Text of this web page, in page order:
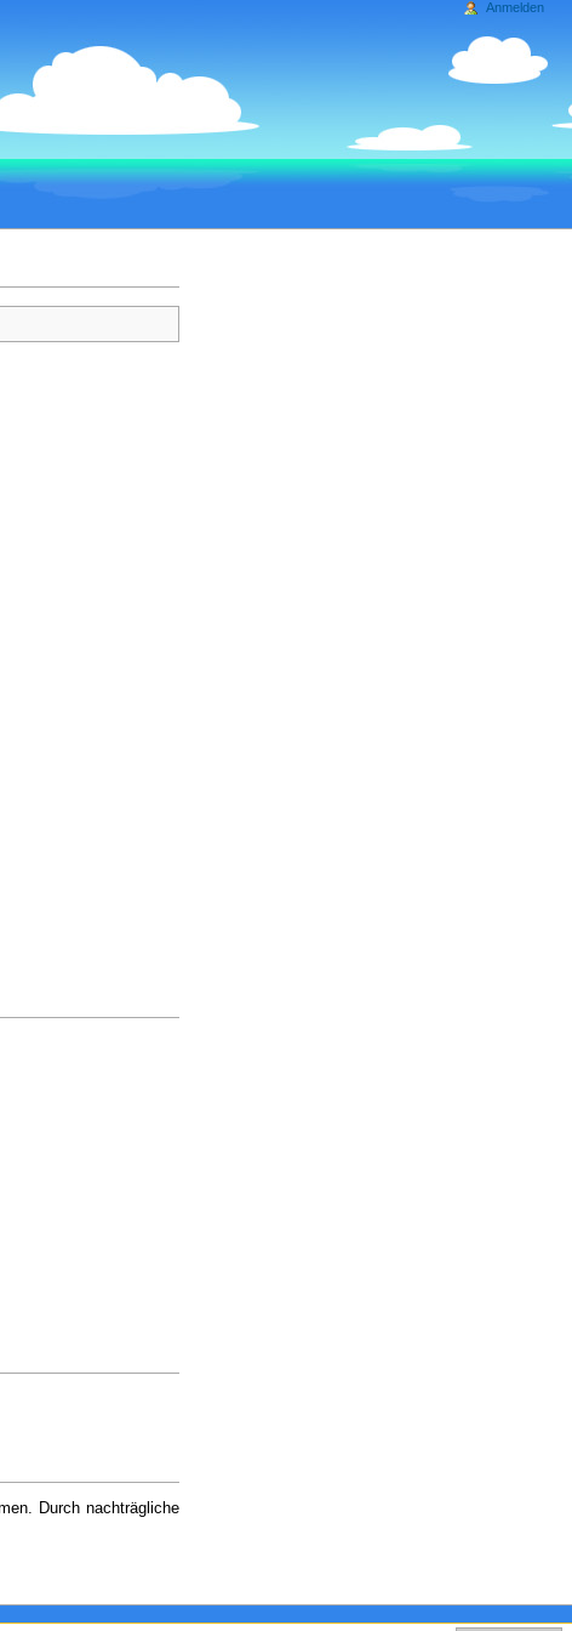
Durch nachträgliche
Anmelden